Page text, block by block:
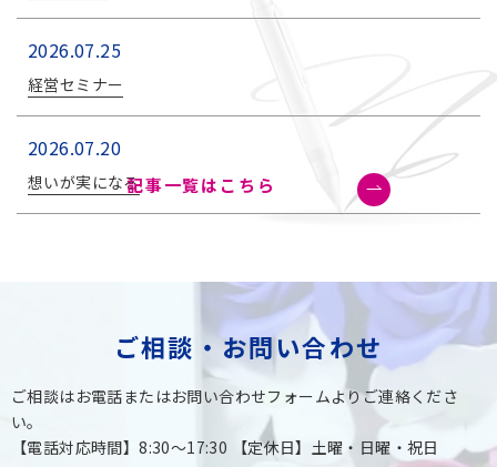
2026.07.25
経営セミナー
2026.07.20
想いが実になる記事一覧はこちら
ご相談・お問い合わせ
ご相談はお電話またはお問い合わせフォームよりご連絡くださ
い。
【電話対応時間】8:30〜17:30 【定休日】土曜・日曜・祝日